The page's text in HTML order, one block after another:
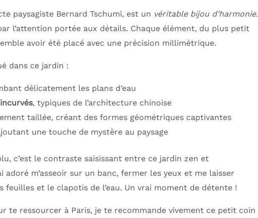
paysagiste Bernard Tschumi, est un véritable bijou d’harmonie.
l’attention portée aux détails. Chaque élément, du plus petit
avoir été placé avec une précision millimétrique.
dans ce jardin :
délicatement les plans d’eau
, typiques de l’architecture chinoise
taillée, créant des formes géométriques captivantes
une touche de mystère au paysage
c’est le contraste saisissant entre ce jardin zen et
adoré m’asseoir sur un banc, fermer les yeux et me laisser
feuilles et le clapotis de l’eau. Un vrai moment de détente !
te ressourcer à Paris, je te recommande vivement ce petit coin